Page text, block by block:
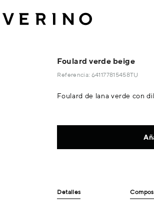
Foulard verde beige
Referencia: 641177815458TU
Foulard de lana verde con
Detalles